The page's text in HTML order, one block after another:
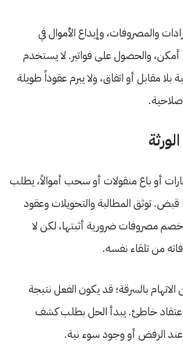
والمصروفات، وإيداع الأموال في
والحصول على فواتير. لا يستخدم
بلا مقابل أو اتفاق، ولا يبرم عقوداً طويلة
أو باع منقولات أو سحب أموالاً، يطلب
توثق المطالبة والتحويلات وعقود
خصم مصروفات ضرورية أثبتها، لكن لا
من تلقاء نفسه.
بالسرقة؛ قد يكون الفعل نتيجة
اعتقاد خاطئ. يبدأ الحل بطلب كشف
الرفض أو وجود سوء نية.